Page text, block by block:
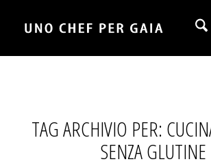
TAG ARCHIVIO PER:
SENZA GLUTINE